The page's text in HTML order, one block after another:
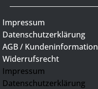
Impressum
Datenschutzerklärung
AGB / Kundeninformation
Widerrufsrecht
Impressum
Datenschutzerklärung